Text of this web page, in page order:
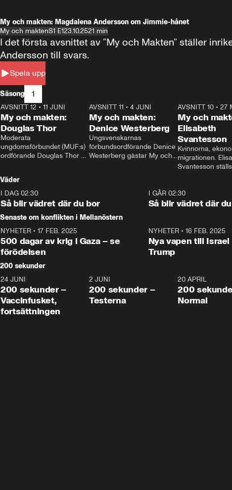
My och makten: Magdalena Andersson om Jimmie-hånet
My och maktenS1 E123.10.2521 min
Spela upp
I det första avsnittet av ”My och Makten” ställer
Andersson till svars.
Säsong 1
26:27
AVSNITT 12 • 11 JUNI
My och makten:
Douglas Thor
Moderata
ungdomsförbundet (MUF:s)
ordförande Douglas Thor
tonårsutvisningarna och hur
Moderaterna ska locka
väljare till valet i höst.
23:40
AVSNITT 11 •4 JUNI
My och makten:
Denice Westerberg
Ungsvenskarnas
förbundsordförande Denice
Westerberg gästar My och
AVSNITT 10 •27
My och
Elisabeth
Svantesson
Kvinnorna,
migrationen.
Svantesson
Väder
I DAG 02:30
Så blir vädret där du bor
I GÅR 02:30
Så blir vädret där
Senaste om konflikten i Mellanöstern
NYHETER • 17 FEB. 2025
500 dagar av krig i Gaza – se
förödelsen
NYHETER• 16 FEB. 2025
Nya vapen till Israel
Trump
200 sekunder
5:00
24 JUNI
200 sekunder –
Vaccinfusket,
fortsättningen
4:23
2 JUNI
200 sekunder –
Testerna
20 APRIL
200
Normal